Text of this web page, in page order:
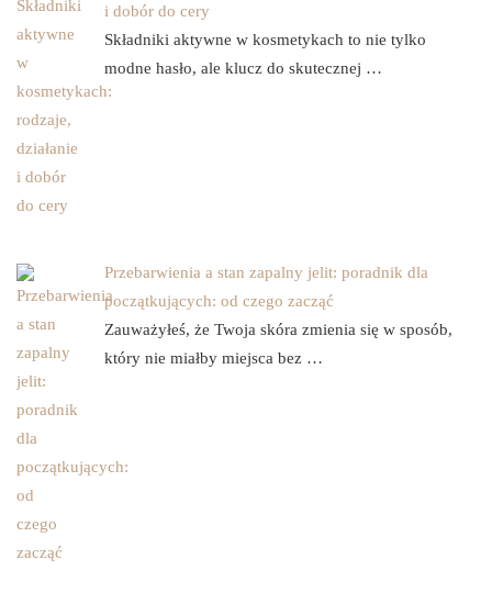
i dobór do cery
Składniki aktywne w kosmetykach to nie tylko
modne hasło, ale klucz do skutecznej …
Przebarwienia a stan zapalny jelit: poradnik dla
początkujących: od czego zacząć
Zauważyłeś, że Twoja skóra zmienia się w sposób,
który nie miałby miejsca bez …